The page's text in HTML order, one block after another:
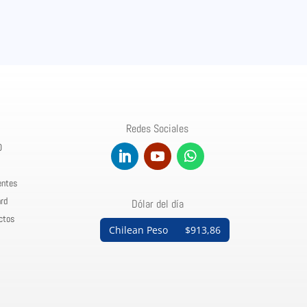
Redes Sociales
Dólar del día
Chilean Peso $913,86